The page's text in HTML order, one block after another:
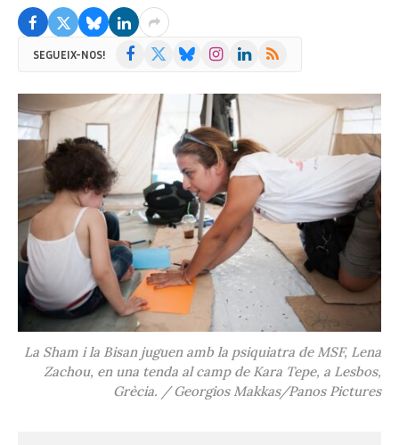
SEGUEIX-NOS! Facebook BlueskyInstagramLinkedIn
RSS
La Sham i la Bisan juguen amb la psiquiatra de MSF, Lena
Zachou, en una tenda al camp de Kara Tepe, a Lesbos,
Grècia. / Georgios Makkas/Panos Pictures